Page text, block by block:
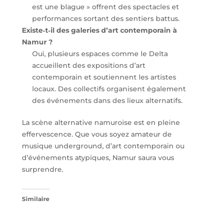
est une blague » offrent des spectacles et
performances sortant des sentiers battus.
Existe‑t‑il des galeries d’art contemporain à
Namur ?
Oui, plusieurs espaces comme le Delta
accueillent des expositions d’art
contemporain et soutiennent les artistes
locaux. Des collectifs organisent également
des événements dans des lieux alternatifs.
La scène alternative namuroise est en pleine
effervescence. Que vous soyez amateur de
musique underground, d’art contemporain ou
d’événements atypiques, Namur saura vous
surprendre.
Similaire